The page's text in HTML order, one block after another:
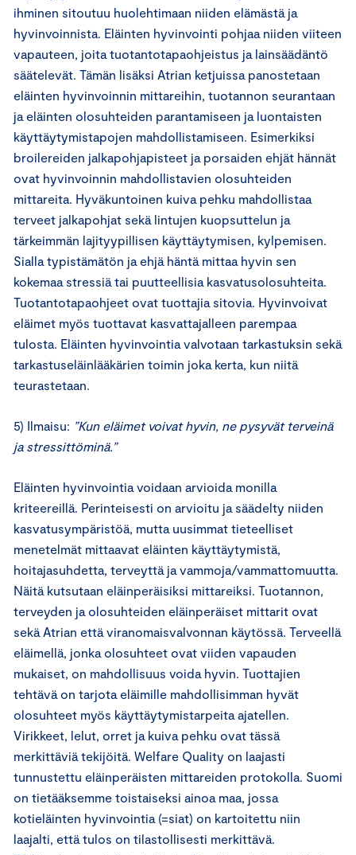
ihminen sitoutuu huolehtimaan niiden elämästä ja
hyvinvoinnista. Eläinten hyvinvointi pohjaa niiden viiteen
vapauteen, joita tuotantotapaohjeistus ja lainsäädäntö
säätelevät. Tämän lisäksi Atrian ketjuissa panostetaan
eläinten hyvinvoinnin mittareihin, tuotannon seurantaan
ja eläinten olosuhteiden parantamiseen ja luontaisten
käyttäytymistapojen mahdollistamiseen. Esimerkiksi
broilereiden jalkapohjapisteet ja porsaiden ehjät hännät
ovat hyvinvoinnin mahdollistavien olosuhteiden
mittareita. Hyväkuntoinen kuiva pehku mahdollistaa
terveet jalkapohjat sekä lintujen kuopsuttelun ja
tärkeimmän lajityypillisen käyttäytymisen, kylpemisen.
Sialla typistämätön ja ehjä häntä mittaa hyvin sen
kokemaa stressiä tai puutteellisia kasvatusolosuhteita.
Tuotantotapaohjeet ovat tuottajia sitovia. Hyvinvoivat
eläimet myös tuottavat kasvattajalleen parempaa
tulosta. Eläinten hyvinvointia valvotaan tarkastuksin sekä
tarkastuseläinlääkärien toimin joka kerta, kun niitä
teurastetaan.
5) Ilmaisu: ”Kun eläimet voivat hyvin, ne pysyvät terveinä
ja stressittöminä.”
Eläinten hyvinvointia voidaan arvioida monilla
kriteereillä. Perinteisesti on arvioitu ja säädelty niiden
kasvatusympäristöä, mutta uusimmat tieteelliset
menetelmät mittaavat eläinten käyttäytymistä,
hoitajasuhdetta, terveyttä ja vammoja/vammattomuutta.
Näitä kutsutaan eläinperäisiksi mittareiksi. Tuotannon,
terveyden ja olosuhteiden eläinperäiset mittarit ovat
sekä Atrian että viranomaisvalvonnan käytössä. Terveellä
eläimellä, jonka olosuhteet ovat viiden vapauden
mukaiset, on mahdollisuus voida hyvin. Tuottajien
tehtävä on tarjota eläimille mahdollisimman hyvät
olosuhteet myös käyttäytymistarpeita ajatellen.
Virikkeet, lelut, orret ja kuiva pehku ovat tässä
merkittäviä tekijöitä. Welfare Quality on laajasti
tunnustettu eläinperäisten mittareiden protokolla. Suomi
on tietääksemme toistaiseksi ainoa maa, jossa
kotieläinten hyvinvointia (=siat) on kartoitettu niin
laajalti, että tulos on tilastollisesti merkittävä.